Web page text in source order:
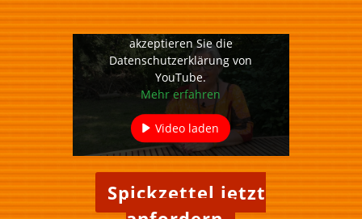
Mit dem Laden des Videos
akzeptieren Sie die
Datenschutzerklärung von
YouTube.
Mehr erfahren
Video laden
YouTube immer entsperren
Spickzettel jetzt